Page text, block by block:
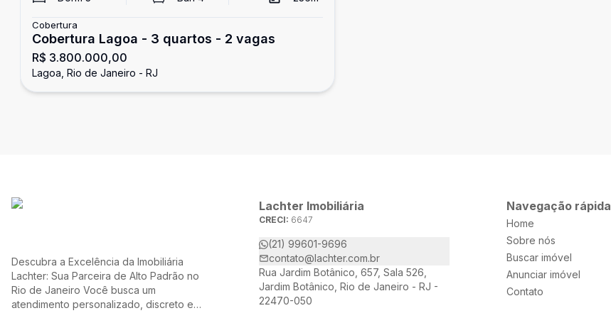
Cobertura
Cobertura Lagoa - 3 quartos - 2 vagas
R$ 3.800.000,00
Lagoa, Rio de Janeiro - RJ
Descubra a Excelência da Imobiliária
Lachter: Sua Parceira de Alto Padrão no
Rio de Janeiro Você busca um
atendimento personalizado, discreto e
Lachter Imobiliária
CRECI: 6647
(21) 99601-9696
contato@lachter.com.br
Rua Jardim Botânico, 657, Sala 526,
Jardim Botânico, Rio de Janeiro - RJ -
22470-050
Navegação rápida
Home
Sobre nós
Buscar imóvel
Anunciar imóvel
Contato